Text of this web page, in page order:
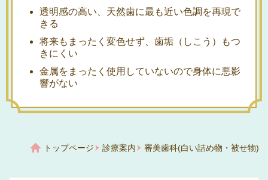
透明感の高い、天然歯に最も近い色調を再現で
きる
将来もまったく変色せず、歯垢（しこう）もつ
きにくい
金属をまったく使用していないので身体に悪影
響がない
トップページ 診療案内 審美歯科(白い詰め物・被せ物)